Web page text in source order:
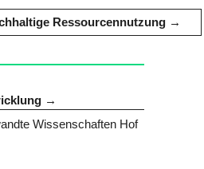
Ressourcennutzung
Wissenschaften Hof